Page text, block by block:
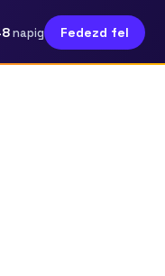
napig Fedezd fel